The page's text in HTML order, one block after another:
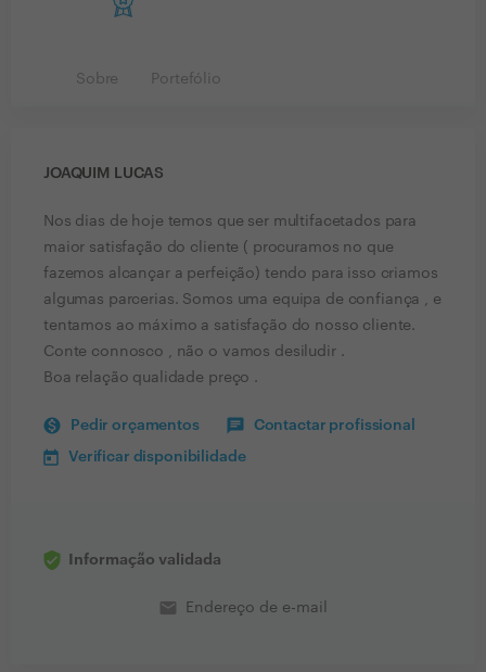
Sobre Portefólio
JOAQUIM LUCAS
Nos dias de hoje temos que ser multifacetados para
maior satisfação do cliente ( procuramos no que
fazemos alcançar a perfeição) tendo para isso criamos
algumas parcerias. Somos uma equipa de confiança , e
tentamos ao máximo a satisfação do nosso cliente.
Conte connosco , não o vamos desiludir .
Boa relação qualidade preço .
Pedir orçamentos Contactar profissional
Verificar disponibilidade
Informação validada
email Endereço de e-mail